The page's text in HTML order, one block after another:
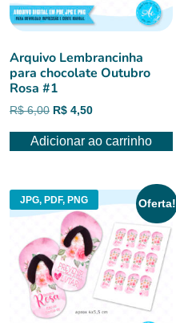
Arquivo Lembrancinha
para chocolate Outubro
Rosa #1
R$6,00 O
original
R$ 4,50O
atual
Adicionar ao carrinho
JPG, PDF, PNG Oferta!